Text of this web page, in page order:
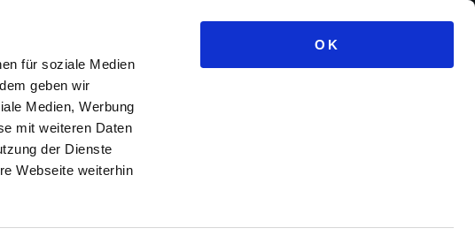
für soziale Medien
geben wir
Medien, Werbung
mit weiteren Daten
der Dienste
Webseite weiterhin
OKBlog